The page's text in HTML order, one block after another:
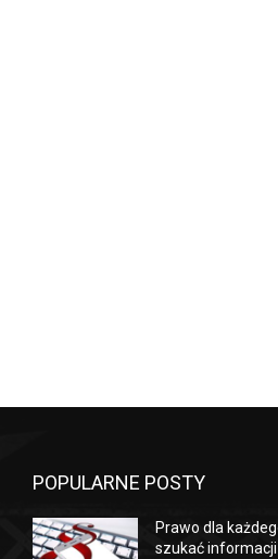
POPULARNE POSTY
Prawo dla
szukać informacji